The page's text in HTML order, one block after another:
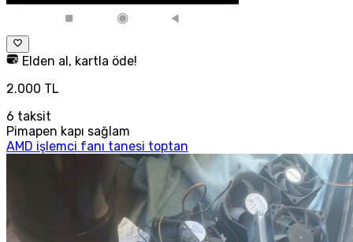
Elden al, kartla öde!
2.000 TL
6 taksit
Pimapen kapı sağlam
AMD işlemci fanı tanesi toptan